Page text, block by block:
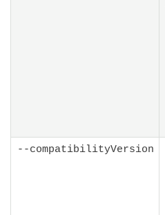
--compatibilityVersion